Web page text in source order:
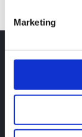
Marketing
Martina
Associazione
P.IVA: